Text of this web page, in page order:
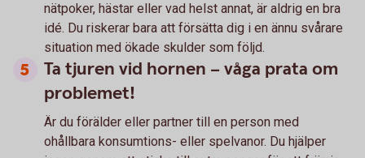
nätpoker, hästar eller vad helst annat, är aldrig en bra
idé. Du riskerar bara att försätta dig i en ännu svårare
situation med ökade skulder som följd.
Ta tjuren vid hornen – våga prata om
problemet!
Är du förälder eller partner till en person med
ohållbara konsumtions- eller spelvanor. Du hjälper